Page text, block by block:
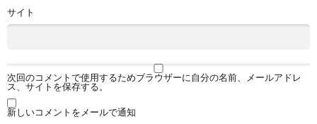
サイト
次回のコメントで使用するためブラウザーに自分の名前、メールアドレ
ス、サイトを保存する。
新しいコメントをメールで通知